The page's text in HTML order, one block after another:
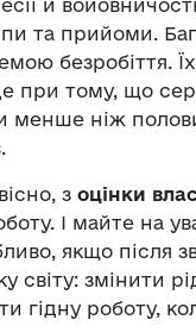
й
та прийоми.
безробіття.
при тому, що
менше ніж
з оцінки
І майте на
якщо після
світу: змінити
гідну роботу,